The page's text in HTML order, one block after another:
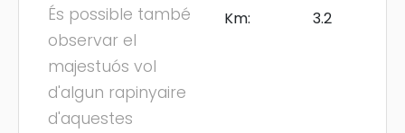
És possible també
observar el
majestuós vol
d'algun rapinyaire
d'aquestes
Km: 3.2